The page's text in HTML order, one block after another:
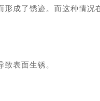
成了锈迹。而这种情况
表面生锈。